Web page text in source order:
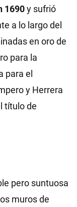
1690y sufrió
a lo largo del
en oro de
para la
para el
y Herrera
título de
pero suntuosa
muros de